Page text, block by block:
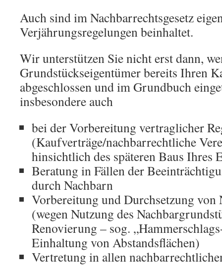
Auch sind im Nachbarrechtsgesetz
Verjährungsregelungen beinhaltet.
Wir unterstützen Sie nicht erst dann,
Grundstückseigentümer bereits Ihren
abgeschlossen und im Grundbuch
insbesondere auch
bei der Vorbereitung vertraglicher
(Kaufverträge/nachbarrechtliche
hinsichtlich des späteren Baus Ihres
Beratung in Fällen der
durch Nachbarn
Vorbereitung und Durchsetzung von
(wegen Nutzung des
Renovierung – sog.
Einhaltung von Abstandsflächen)
Vertretung in allen